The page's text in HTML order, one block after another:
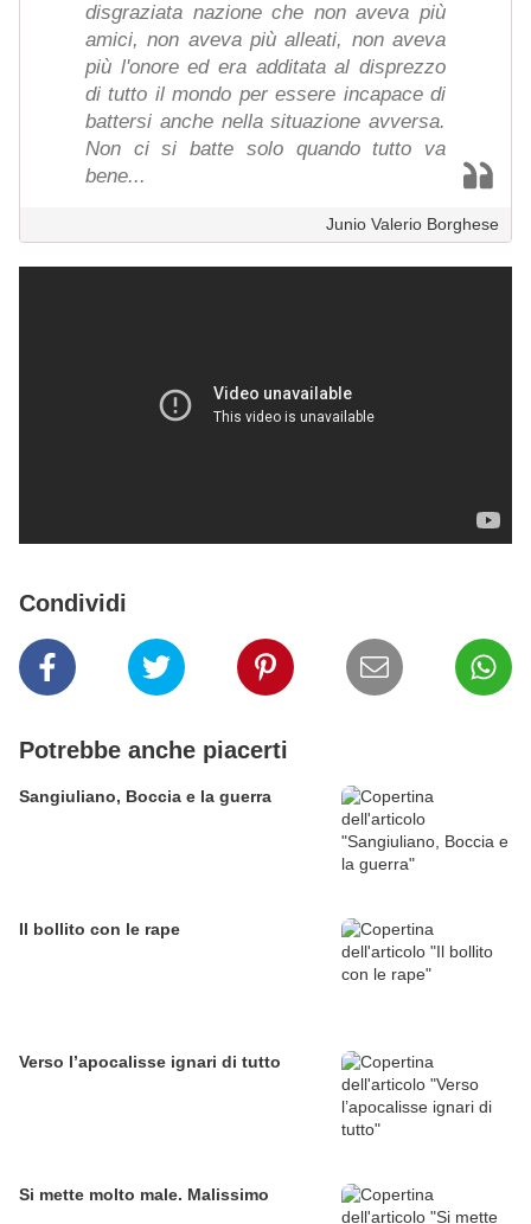
disgraziata nazione che non aveva più
amici, non aveva più alleati, non aveva
più l'onore ed era additata al disprezzo
di tutto il mondo per essere incapace di
battersi anche nella situazione avversa.
Non ci si batte solo quando tutto va
bene...
Junio Valerio Borghese
Condividi
Potrebbe anche piacerti
Sangiuliano, Boccia e la guerra
Il bollito con le rape
Verso l’apocalisse ignari di tutto
Si mette molto male. Malissimo